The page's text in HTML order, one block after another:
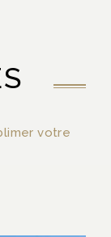
votre